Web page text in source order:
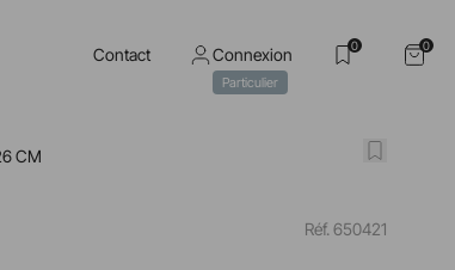
Contact Connexion
Particulier
0 0
CM
Réf. 650421